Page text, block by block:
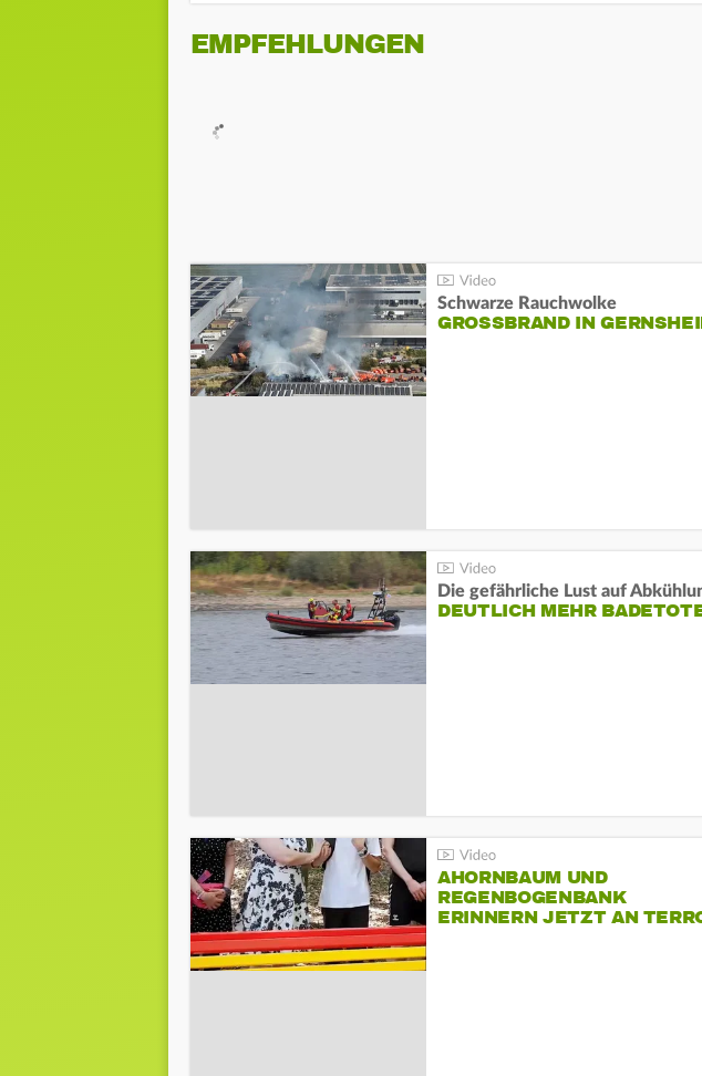
EMPFEHLUNGEN
Schwarze Rauchwolke
GROSSBRAND IN GERNSHEIM
Die gefährliche Lust auf
DEUTLICH MEHR
AHORNBAUM UND
REGENBOGENBANK
ERINNERN JETZT AN